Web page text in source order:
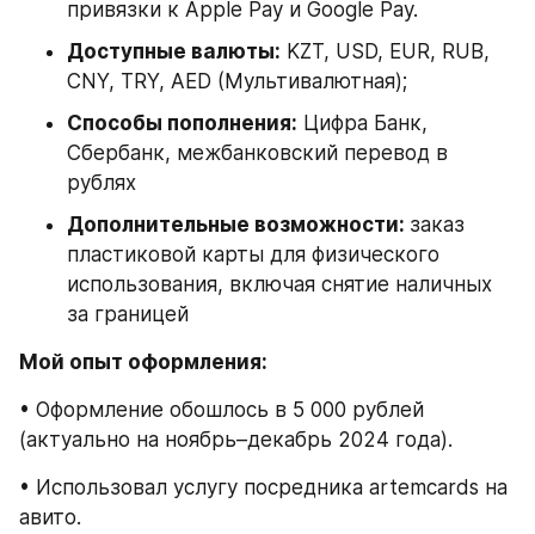
привязки к Apple Pay и Google Pay.
Доступные валюты: KZT, USD, EUR, RUB,
CNY, TRY, AED (Мультивалютная);
Способы пополнения: Цифра Банк,
Сбербанк, межбанковский перевод в
рублях
Дополнительные возможности: заказ
пластиковой карты для физического
использования, включая снятие наличных
за границей
Мой опыт оформления:
• Оформление обошлось в 5 000 рублей
(актуально на ноябрь–декабрь 2024 года).
• Использовал услугу посредника artemcards на
авито.